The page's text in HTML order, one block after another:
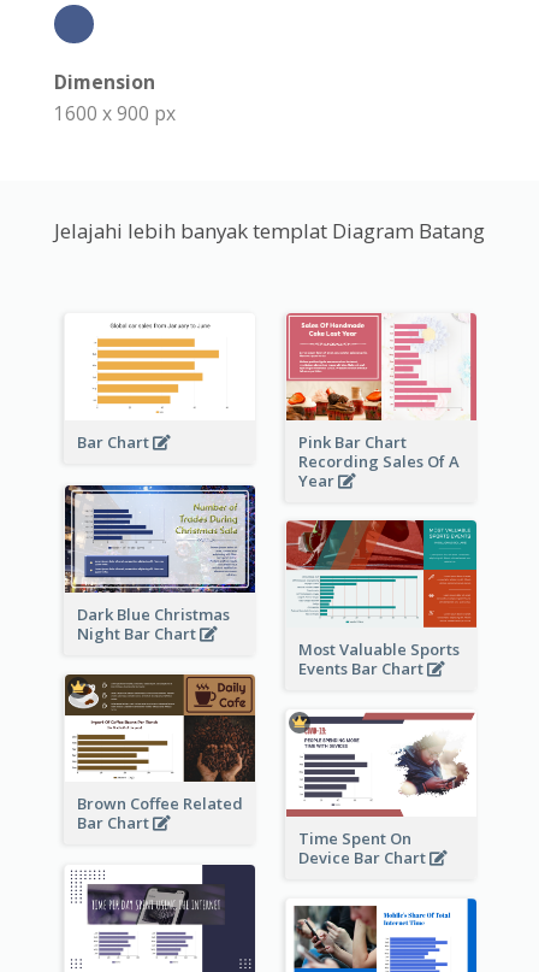
Dimension
1600 x 900 px
Jelajahi lebih banyak templat Diagram Batang
Bar Chart
Pink Bar Chart
Recording Sales Of A
Year
Dark Blue Christmas
Night Bar Chart
Most Valuable Sports
Events Bar Chart
Brown Coffee Related
Bar Chart
Time Spent On
Device Bar Chart